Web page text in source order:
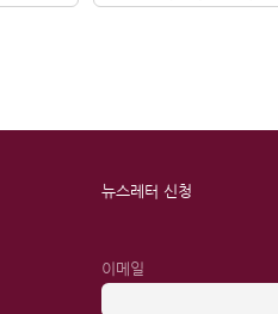
뉴스레터 신청
이메일